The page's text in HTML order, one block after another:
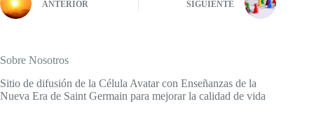
ANTERIOR SIGUIENTE
Sobre Nosotros
Sitio de difusión de la Célula Avatar con Enseñanzas de la
Nueva Era de Saint Germain para mejorar la calidad de vida